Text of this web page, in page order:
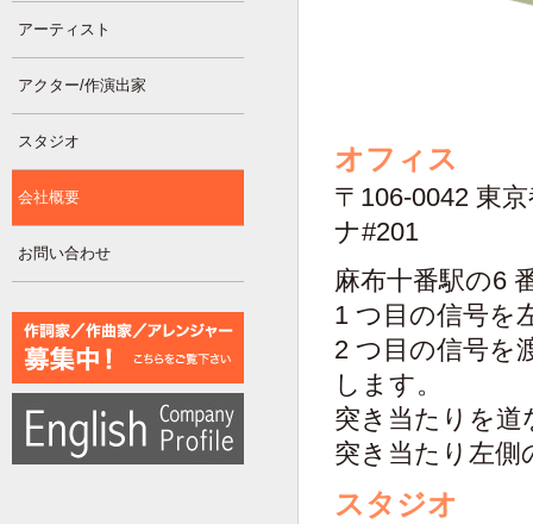
アーティスト
アクター/作演出家
スタジオ
会社概要
お問い合わせ
オフィス
〒106-0042 東
ナ#201
麻布十番駅の6
1 つ目の信号を
2 つ目の信号を
します。
突き当たりを道
突き当たり左
スタジオ